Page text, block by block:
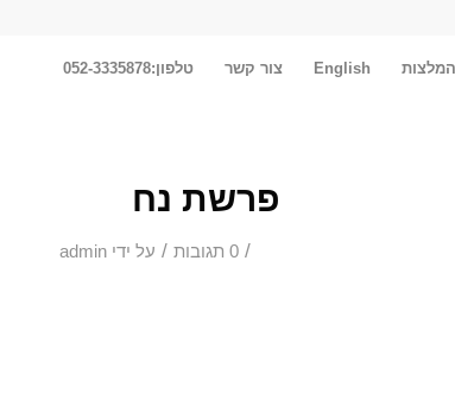
המלצות English צור קשר טלפון:052-3335878
פרשת נח
/ 0 תגובות / על ידי admin